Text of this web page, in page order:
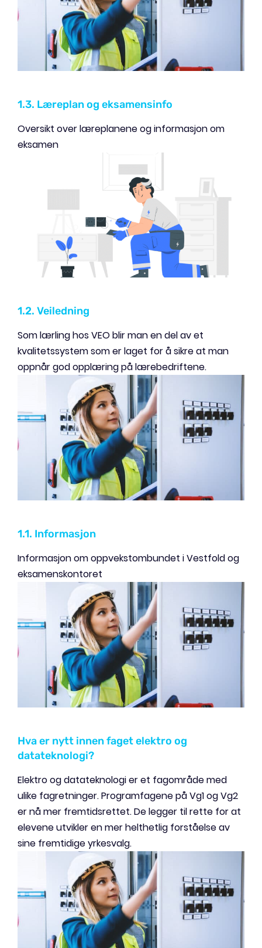
1.3. Læreplan og eksamensinfo
Oversikt over læreplanene og informasjon om
eksamen
1.2. Veiledning
Som lærling hos VEO blir man en del av et
kvalitetssystem som er laget for å sikre at man
oppnår god opplæring på lærebedriftene.
1.1. Informasjon
Informasjon om oppvekstombundet i Vestfold og
eksamenskontoret
Hva er nytt innen faget elektro og
datateknologi?
Elektro og datateknologi er et fagområde med
ulike fagretninger. Programfagene på Vg1 og Vg2
er nå mer fremtidsrettet. De legger til rette for at
elevene utvikler en mer helthetlig forståelse av
sine fremtidige yrkesvalg.